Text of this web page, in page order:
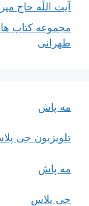
آیت اللَه حاج
مجموعه کتاب
طهرانی
مه پاش
تلویزیون جی
مه پاش
جی پلاس